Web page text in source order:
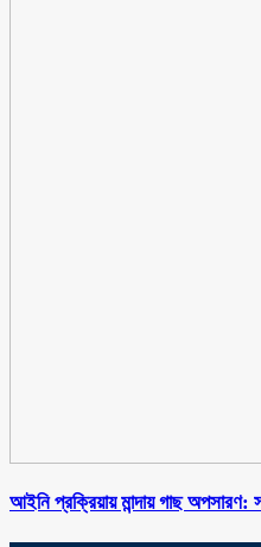
আইনি প্রক্রিয়ায় মান্দায় গাছ